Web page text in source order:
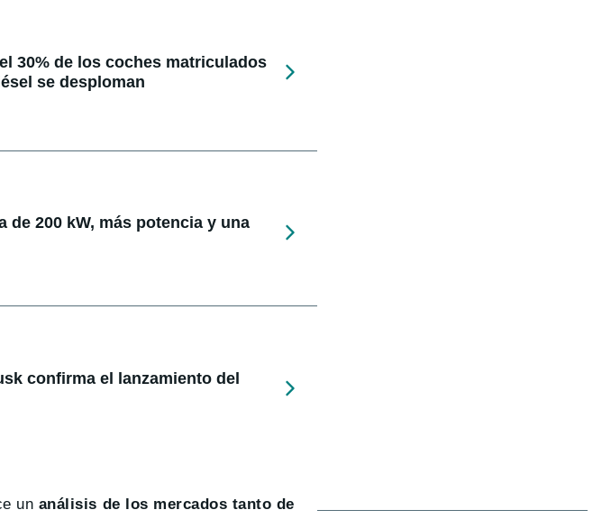
30% de los coches matriculados
se desploman
de 200 kW, más potencia y una
confirma el lanzamiento del
un análisis de los mercados tanto de